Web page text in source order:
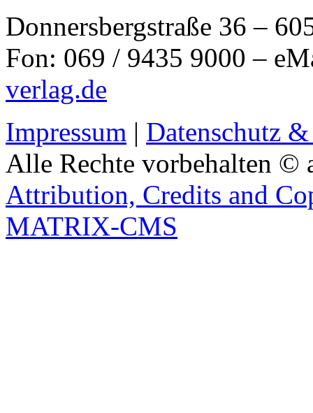
Donnersbergstraße 36 –
Fon: 069 / 9435 9000 –
verlag.de
Impressum | Datenschutz
Alle Rechte vorbehalten ©
Attribution, Credits and
MATRIX-CMS